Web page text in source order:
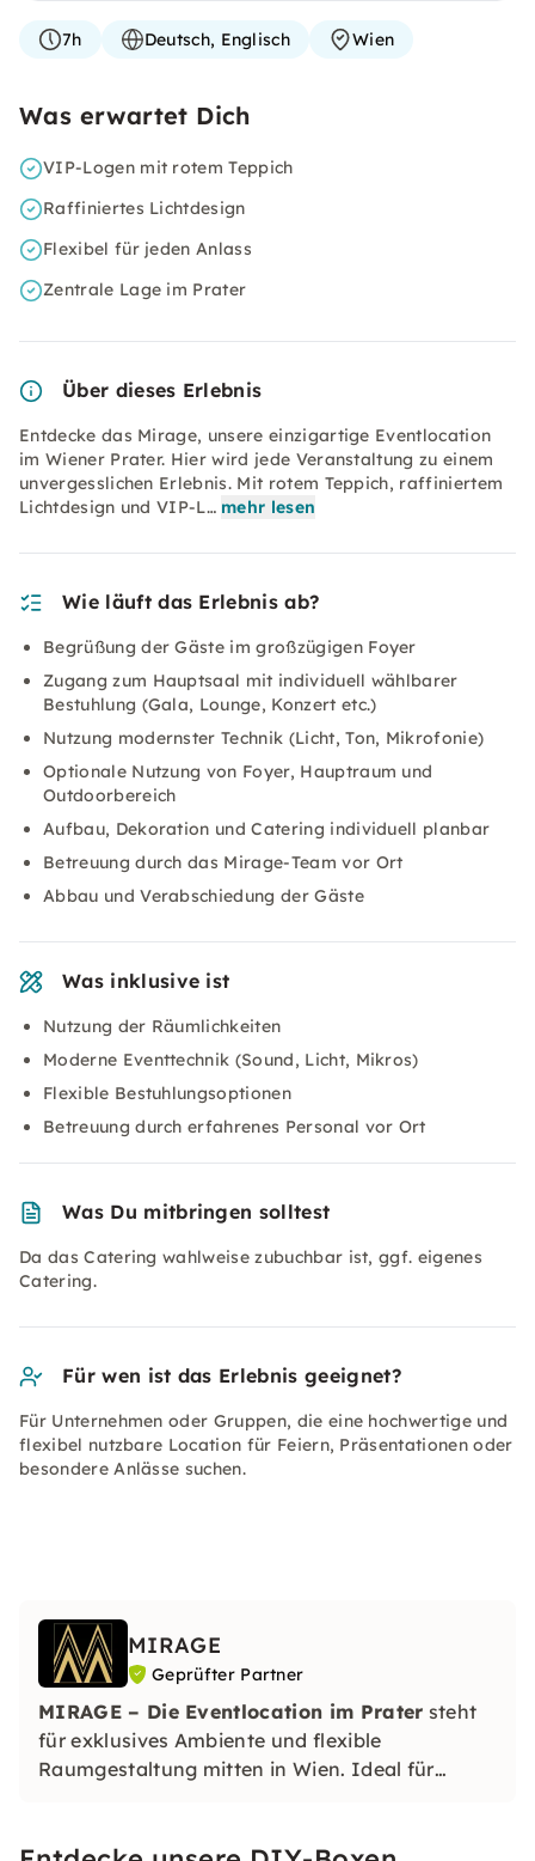
7h Deutsch, Englisch Wien
Was erwartet Dich
VIP-Logen mit rotem Teppich
Raffiniertes Lichtdesign
Flexibel für jeden Anlass
Zentrale Lage im Prater
Über dieses Erlebnis
Entdecke das Mirage, unsere einzigartige Eventlocation
im Wiener Prater. Hier wird jede Veranstaltung zu einem
unvergesslichen Erlebnis. Mit rotem Teppich, raffiniertem
Lichtdesign und VIP-L… mehr lesen
Wie läuft das Erlebnis ab?
Begrüßung der Gäste im großzügigen Foyer
Zugang zum Hauptsaal mit individuell wählbarer
Bestuhlung (Gala, Lounge, Konzert etc.)
Nutzung modernster Technik (Licht, Ton, Mikrofonie)
Optionale Nutzung von Foyer, Hauptraum und
Outdoorbereich
Aufbau, Dekoration und Catering individuell planbar
Betreuung durch das Mirage-Team vor Ort
Abbau und Verabschiedung der Gäste
Was inklusive ist
Nutzung der Räumlichkeiten
Moderne Eventtechnik (Sound, Licht, Mikros)
Flexible Bestuhlungsoptionen
Betreuung durch erfahrenes Personal vor Ort
Was Du mitbringen solltest
Da das Catering wahlweise zubuchbar ist, ggf. eigenes
Catering.
Für wen ist das Erlebnis geeignet?
Für Unternehmen oder Gruppen, die eine hochwertige und
flexibel nutzbare Location für Feiern, Präsentationen oder
besondere Anlässe suchen.
MIRAGE
Geprüfter Partner
MIRAGE – Die Eventlocation im Prater steht
für exklusives Ambiente und flexible
Raumgestaltung mitten in Wien. Ideal für